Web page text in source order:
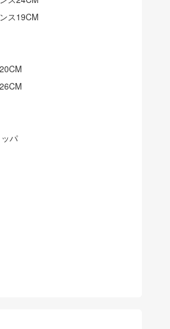
ス19CM
パ